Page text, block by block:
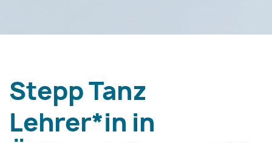
Stepp Tanz
Lehrer*in in